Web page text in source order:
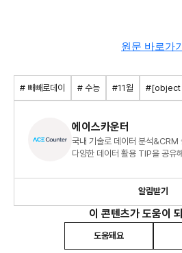
원문 바로가기
# 빼빼로데이 # 수능 #11월 #[object
에이스카운터
국내 기술로 데이터 분석&CRM
다양한 데이터 활용 TIP을 공유
알림받기
이 콘텐츠가 도움이
도움돼요